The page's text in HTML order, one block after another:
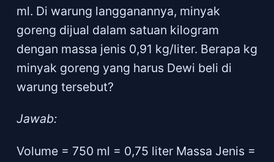
ml. Di warung langganannya, minyak
goreng dijual dalam satuan kilogram
dengan massa jenis 0,91 kg/liter. Berapa kg
minyak goreng yang harus Dewi beli di
warung tersebut?
Jawab:
Volume = 750 ml = 0,75 liter Massa Jenis =